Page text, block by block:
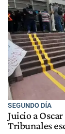
SEGUNDO DÍA
Juicio a
Tribunales